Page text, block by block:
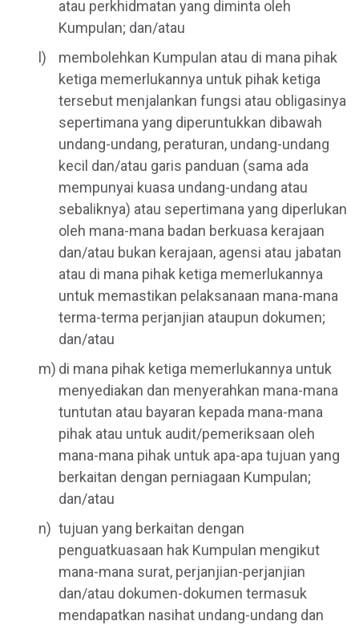
atau perkhidmatan yang diminta oleh
Kumpulan; dan/atau
membolehkan Kumpulan atau di mana pihak
ketiga memerlukannya untuk pihak ketiga
tersebut menjalankan fungsi atau obligasinya
sepertimana yang diperuntukkan dibawah
undang-undang, peraturan, undang-undang
kecil dan/atau garis panduan (sama ada
mempunyai kuasa undang-undang atau
sebaliknya) atau sepertimana yang diperlukan
oleh mana-mana badan berkuasa kerajaan
dan/atau bukan kerajaan, agensi atau jabatan
atau di mana pihak ketiga memerlukannya
untuk memastikan pelaksanaan mana-mana
terma-terma perjanjian ataupun dokumen;
dan/atau
di mana pihak ketiga memerlukannya untuk
menyediakan dan menyerahkan mana-mana
tuntutan atau bayaran kepada mana-mana
pihak atau untuk audit/pemeriksaan oleh
mana-mana pihak untuk apa-apa tujuan yang
berkaitan dengan perniagaan Kumpulan;
dan/atau
tujuan yang berkaitan dengan
penguatkuasaan hak Kumpulan mengikut
mana-mana surat, perjanjian-perjanjian
dan/atau dokumen-dokumen termasuk
mendapatkan nasihat undang-undang dan